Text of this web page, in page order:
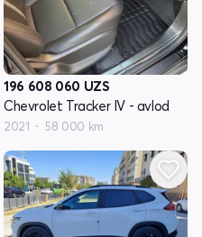
196 608 060 UZS
Chevrolet Tracker IV - avlod
2021 58 000 km